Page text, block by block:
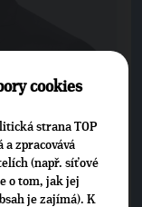
ředitel
cookies
strana TOP
a zpracovává
(např. síťové
o tom, jak jej
je zajímá). K